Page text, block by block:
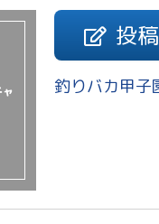
投
釣りバカ甲子